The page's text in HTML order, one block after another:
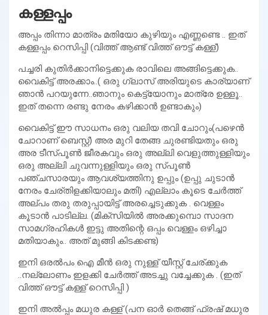
കള്ളപ്പം
അപ്പം തിന്നാ മാത്രം മതിയോ കുഴിയും എണ്ണണ്ടെ .. ഇത്
കള്ളപ്പം റെസിപ്പി (വിത്ത്‌ ആണ്ട് വിത്ത്‌ ഔട്ട്‌ കള്ള്)
പച്ചരി കുതിർക്കാനിട്ടെക്കുക രാവിലെ അങ്ങിട്ടെക്കുക..
വൈകിട്ട് അരക്കാം..( ഒരു ഗ്ലാസ്‌ അരിയുടെ കാര്യാണ്
ഞാൻ പറയുന്നേ..ഞാനും കെട്ട്യോനും മാത്രേ ഉള്ളൂ..
ഇത് തന്നെ രണ്ടു നേരം കഴിക്കാൻ ഉണ്ടാകും)
വൈകിട്ട് ഈ സാധനം ഒരു വലിയ തവി ചോറും(പഴെൻ
ചോറാണ് ബെസ്റ്റ്) അര മുറി തേങ്ങ ചുരണ്ടിയതും ഒരു
അര ടീസ്പൂണ്‍ ജീരകവും ഒരു അല്ലി വെളുത്തുള്ളിയും
ഒരു അല്ലി ചുവന്നുള്ളിയും ഒരു സ്പൂണ്‍
പഞ്ചസാരയും ആവശ്യത്തിനു ഉപ്പും (ഉപ്പു ചുടാൻ
നേരം ചേര്തിളക്കിയാലും മതി) എല്ലാം കൂടെ ചേർത്ത്
അല്പം തരു തരുപ്പായിട്ട് അരച്ചെടുക്കുക . വെള്ളം
കൂടാൻ പാടില്ല. (മിക്സിയിൽ അരക്കുമ്പൊ സാദന
സാമഗ്രഹികൾ ഇട്ടു അതിന്റെ ഒപ്പം വെള്ളം ഒഴിച്ചാ
മതിയാകും.. അത് മുങ്ങി കിടക്കണ്ട)
ഇനി ഒരൽപം ഐ മീൻ ഒരു നുള്ള് യീസ്റ്റ് ചേര്ക്കുക
..നല്ലോണം ഇളക്കി ചേർത്ത് അടച്ചു വച്ചേക്കുക . (ഇത്
വിത്ത്‌ ഔട്ട്‌ കള്ള് റെസിപ്പി )
ഇനി അൽപ്പം മധുര കള്ള് (പന ഓർ തെങ്ങ് ഫ്രഷ്‌ മധുര